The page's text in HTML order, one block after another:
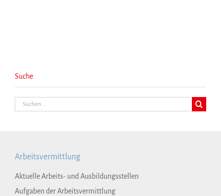
Suche
Suche
Arbeitsvermittlung
Aktuelle Arbeits- und Ausbildungsstellen
Aufgaben der Arbeitsvermittlung